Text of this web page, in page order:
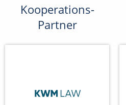
Kooperations-
Partner